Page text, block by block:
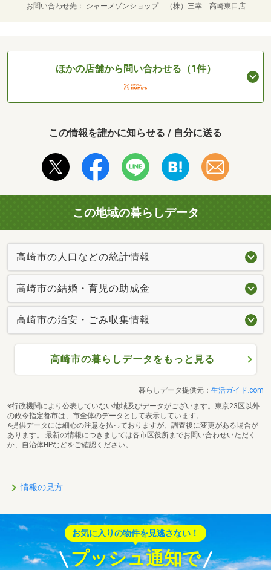
お問い合わせ先 シャーメゾンショップ （株）三幸 高崎東口店
ほかの店舗から問い合わせる（1件）
この情報を誰かに知らせる / 自分に送る
この地域の暮らしデータ
高崎市の人口などの統計情報
高崎市の結婚・育児の助成金
高崎市の治安・ごみ収集情報
高崎市の暮らしデータをもっと見る
暮らしデータ提供元： 生活ガイド.com
※行政機関により公表していない地域及びデータがございます。東京23区以外
の政令指定都市は、市全体のデータとして表示しています。
※提供データには細心の注意を払っておりますが、調査後に変更がある場合が
あります。 最新の情報につきましては各市区役所までお問い合わせいただく
か、自治体HPなどをご確認ください。
情報の見方
お気に入りの物件を見逃さない！
プッシュ通知で